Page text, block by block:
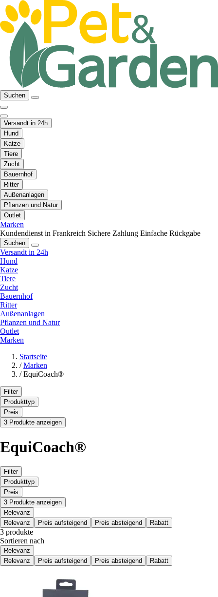
Suchen
Versandt in 24h
Hund
Katze
Tiere
Zucht
Bauernhof
Ritter
Außenanlagen
Pflanzen und Natur
Outlet
Marken
Kundendienst in Frankreich Sichere Zahlung Einfache Rückgabe
Suchen
Versandt in 24h
Hund
Katze
Tiere
Zucht
Bauernhof
Ritter
Außenanlagen
Pflanzen und Natur
Outlet
Marken
Startseite
/ Marken
/ EquiCoach®
Filter
Produkttyp
Preis
3 Produkte anzeigen
EquiCoach®
Filter
Produkttyp
Preis
3 Produkte anzeigen
Relevanz
Relevanz
Preis aufsteigend Preis absteigend Rabatt
3 produkte
Sortieren nach
Relevanz
Relevanz
Preis aufsteigend Preis absteigend Rabatt